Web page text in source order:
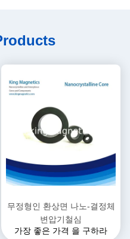
무정형인 환상면 나노-결정체
변압기철심
가장 좋은 가격 을 구하라